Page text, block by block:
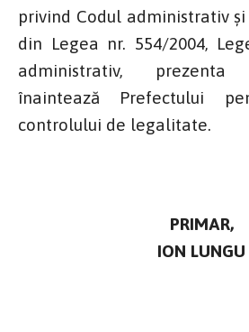
privind Codul administrativ
din Legea nr. 554/2004,
administrativ,
înaintează Prefectului
controlului de legalitate.
PRIMAR,
ION LUNGU